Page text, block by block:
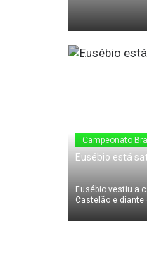
24 de Maio de
Campeonato
Eusébio está
Eusébio vestiu a
Castelão e diante